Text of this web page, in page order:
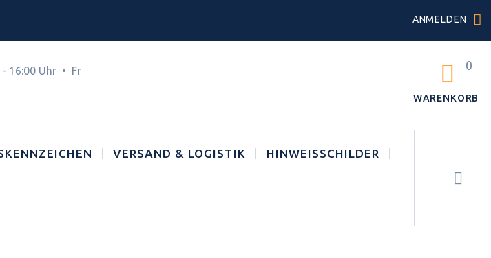
ANMELDEN
WARENKORB
0
- 16:00 Uhr • Fr
VERSAND & LOGISTIK HINWEISSCHILDER